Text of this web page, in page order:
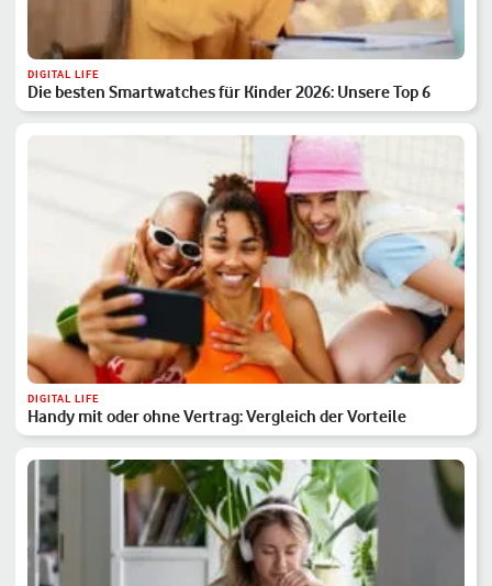
DIGITAL LIFE
Die besten Smartwatches für Kinder 2026: Unsere Top 6
DIGITAL LIFE
Handy mit oder ohne Vertrag: Vergleich der Vorteile